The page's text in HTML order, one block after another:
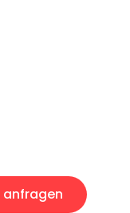
anfragen